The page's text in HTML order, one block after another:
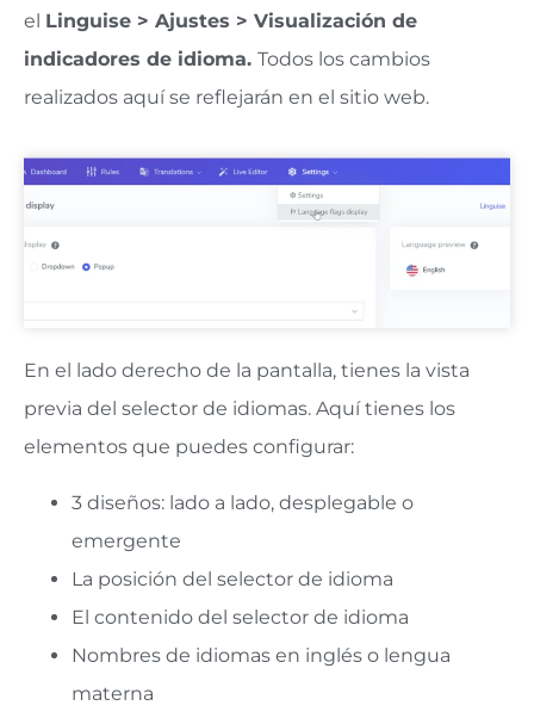
el Linguise > Ajustes > Visualización de
indicadores de idioma. Todos los cambios
realizados aquí se reflejarán en el sitio web.
En el lado derecho de la pantalla, tienes la vista
previa del selector de idiomas. Aquí tienes los
elementos que puedes configurar:
3 diseños: lado a lado, desplegable o
emergente
La posición del selector de idioma
El contenido del selector de idioma
Nombres de idiomas en inglés o lengua
materna